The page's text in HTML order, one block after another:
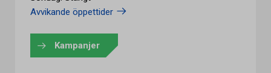
Avvikande öppettider
Kampanjer